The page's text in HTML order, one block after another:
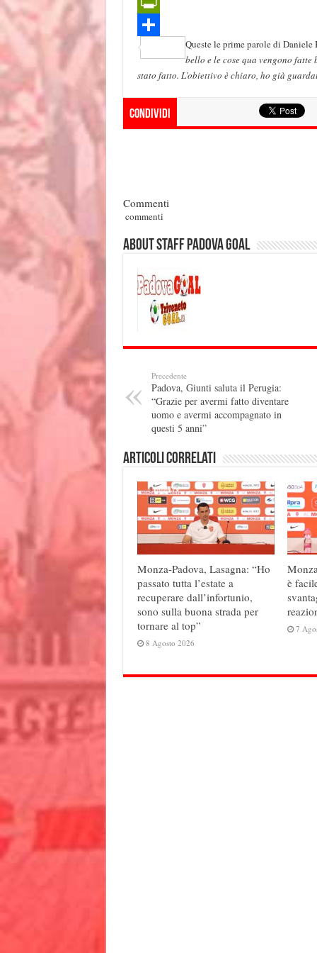
I
n
A
p
p
e
e
g
m
b
e
r
t
e
d
l
y
C
o
Queste le prime parole di
bello e le cose qua vengono
stato fatto. L’obiettivo è chiaro, ho già
Condividi
Commenti
commenti
About Staff Padova Goal
Precedente
Padova, Giunti saluta il Perugia:
“Grazie per avermi fatto diventare
uomo e avermi accompagnato in
questi 5 anni”
Articoli correlati
Monza-Padova, Lasagna: “Ho
passato tutta l’estate a
recuperare dall’infortunio,
sono sulla buona strada per
tornare al top”
8 Agosto 2026
è
7